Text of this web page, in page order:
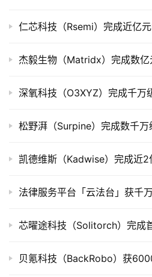
市
创
据
创
学
仁芯科技（Rsemi）完成近亿
杰毅生物（Matridx）完成数
深氧科技（O3XYZ）完成千万
松野湃（Surpine）完成数千
凯德维斯（Kadwise）完成近2
法律服务平台「云法台」获千
芯曜途科技（Solitorch）完成
贝氪科技（BackRobo）获